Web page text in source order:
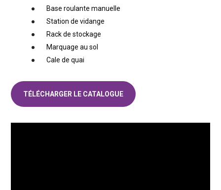
Base roulante manuelle
Station de vidange
Rack de stockage
Marquage au sol
Cale de quai
TÉLÉCHARGER LE CATALOGUE